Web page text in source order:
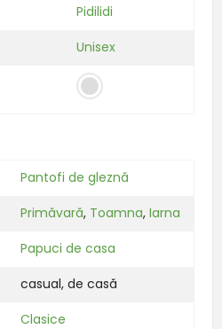
Pidilidi
Unisex
Pantofi de gleznă
Primăvară, Toamna, Iarna
Papuci de casa
casual, de casă
Clasice